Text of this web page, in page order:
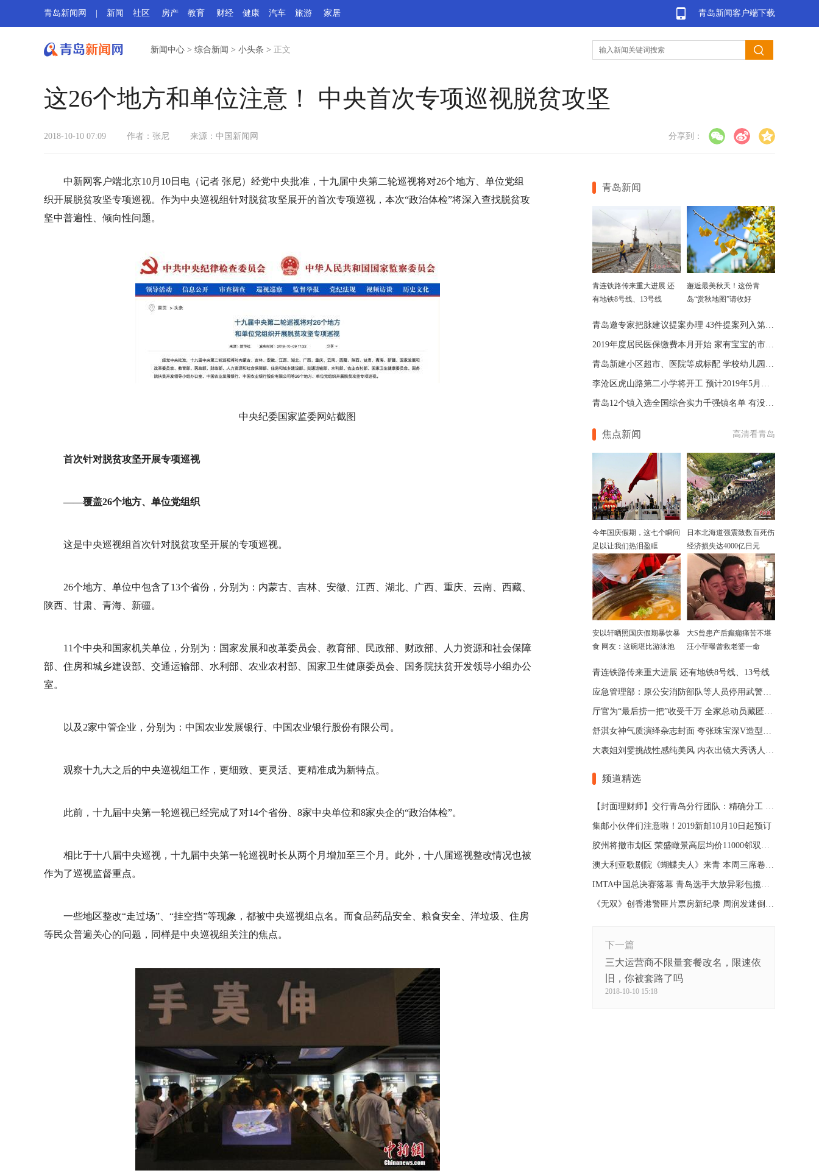
青岛新闻客户端下载
青岛新闻网 新闻 社区 房产 教育 财经 健康 汽车 旅游 家居
新闻中心 > 综合新闻 > 小头条 > 正文
这26个地方和单位注意！ 中央首次专项巡视脱贫攻坚
2018-10-10 07:09 作者：张尼 来源： 中国新闻网 分享到：
中新网客户端北京10月10日电（记者 张尼）经党中央批准，十九届中央第二轮巡视将对26个地方、单位党组
织开展脱贫攻坚专项巡视。作为中央巡视组针对脱贫攻坚展开的首次专项巡视，本次“政治体检”将深入查找脱贫攻
坚中普遍性、倾向性问题。
中央纪委国家监委网站截图
首次针对脱贫攻坚开展专项巡视
——覆盖26个地方、单位党组织
这是中央巡视组首次针对脱贫攻坚开展的专项巡视。
26个地方、单位中包含了13个省份，分别为：内蒙古、吉林、安徽、江西、湖北、广西、重庆、云南、西藏、
陕西、甘肃、青海、新疆。
11个中央和国家机关单位，分别为：国家发展和改革委员会、教育部、民政部、财政部、人力资源和社会保障
部、住房和城乡建设部、交通运输部、水利部、农业农村部、国家卫生健康委员会、国务院扶贫开发领导小组办公
室。
以及2家中管企业，分别为：中国农业发展银行、中国农业银行股份有限公司。
观察十九大之后的中央巡视组工作，更细致、更灵活、更精准成为新特点。
此前，十九届中央第一轮巡视已经完成了对14个省份、8家中央单位和8家央企的“政治体检”。
相比于十八届中央巡视，十九届中央第一轮巡视时长从两个月增加至三个月。此外，十八届巡视整改情况也被
作为了巡视监督重点。
一些地区整改“走过场”、“挂空挡”等现象，都被中央巡视组点名。而食品药品安全、粮食安全、洋垃圾、住房
等民众普遍关心的问题，同样是中央巡视组关注的焦点。
青岛新闻
青连铁路传来重大进展 还
有地铁8号线、13号线
邂逅最美秋天！这份青
岛“赏秋地图”请收好
青岛邀专家把脉建议提案办理 43件提案列入第三方评估
2019年度居民医保缴费本月开始 家有宝宝的市民不要错过
青岛新建小区超市、医院等成标配 学校幼儿园建在家门口
李沧区虎山路第二小学将开工 预计2019年5月份投入使用
青岛12个镇入选全国综合实力千强镇名单 有没有你家乡
焦点新闻 高清看青岛
今年国庆假期，这七个瞬间
足以让我们热泪盈眶
日本北海道强震致数百死伤
经济损失达4000亿日元
安以轩晒照国庆假期暴饮暴
食 网友：这碗堪比游泳池
大S曾患产后癫痫痛苦不堪
汪小菲曝曾救老婆一命
青连铁路传来重大进展 还有地铁8号线、13号线
应急管理部：原公安消防部队等人员停用武警制式服装
厅官为“最后捞一把”收受千万 全家总动员藏匿财产
舒淇女神气质演绎杂志封面 夸张珠宝深V造型高贵冷艳
大表姐刘雯挑战性感纯美风 内衣出镜大秀诱人长腿
频道精选
【封面理财师】交行青岛分行团队：精确分工 合作共赢
集邮小伙伴们注意啦！2019新邮10月10日起预订
胶州将撤市划区 荣盛瞰景高层均价11000邻双地铁
澳大利亚歌剧院《蝴蝶夫人》来青 本周三席卷大剧院
IMTA中国总决赛落幕 青岛选手大放异彩包揽各组冠军
《无双》创香港警匪片票房新纪录 周润发迷倒众网友
下一篇
三大运营商不限量套餐改名，限速依
旧，你被套路了吗
2018-10-10 15:18